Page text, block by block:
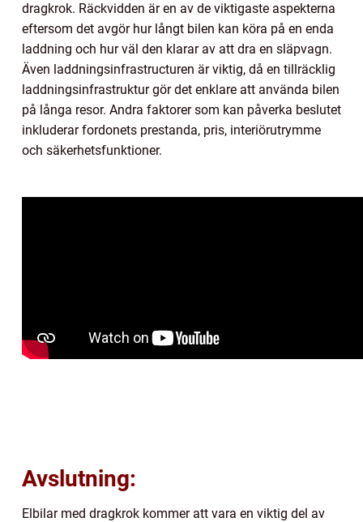
dragkrok. Räckvidden är en av de viktigaste aspekterna
eftersom det avgör hur långt bilen kan köra på en enda
laddning och hur väl den klarar av att dra en släpvagn.
Även laddningsinfrastructuren är viktig, då en tillräcklig
laddningsinfrastruktur gör det enklare att använda bilen
på långa resor. Andra faktorer som kan påverka beslutet
inkluderar fordonets prestanda, pris, interiörutrymme
och säkerhetsfunktioner.
Avslutning:
Elbilar med dragkrok kommer att vara en viktig del av